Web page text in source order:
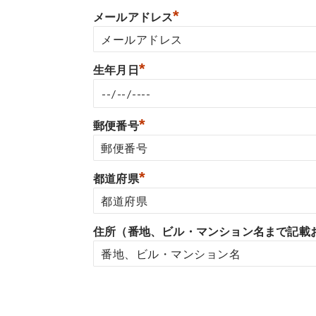
メールアドレス*
生年月日 *
郵便番号*
都道府県*
住所（番地、ビル・マンション名まで記載